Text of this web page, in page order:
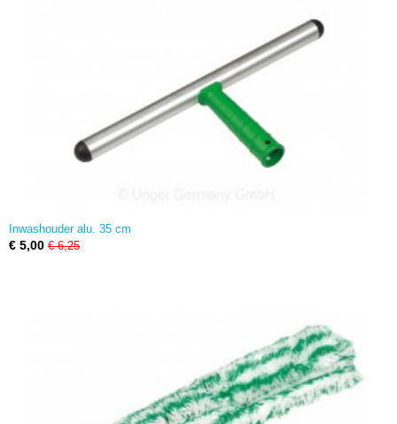
Inwashouder alu. 35 cm
€ 5,00 € 6,25